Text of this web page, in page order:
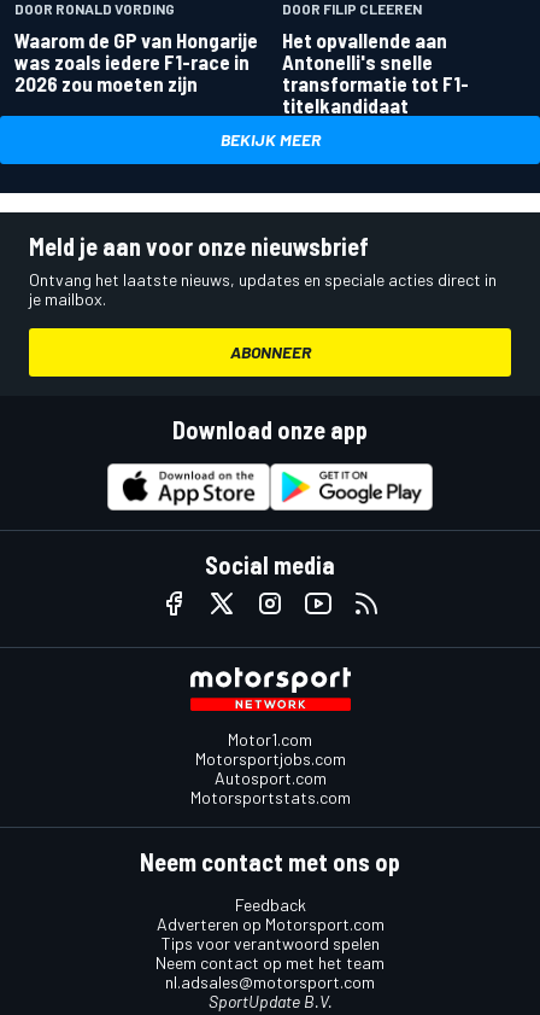
DOOR RONALD VORDING
Waarom de GP van Hongarije
was zoals iedere F1-race in
2026 zou moeten zijn
DOOR FILIP CLEEREN
Het opvallende aan
Antonelli's snelle
transformatie tot F1-
titelkandidaat
BEKIJK MEER
Meld je aan voor onze nieuwsbrief
Ontvang het laatste nieuws, updates en speciale acties direct in
je mailbox.
ABONNEER
Download onze app
Social media
Motor1.com
Motorsportjobs.com
Autosport.com
Motorsportstats.com
Neem contact met ons op
Feedback
Adverteren op Motorsport.com
Tips voor verantwoord spelen
Neem contact op met het team
nl.adsales@motorsport.com
SportUpdate B.V.